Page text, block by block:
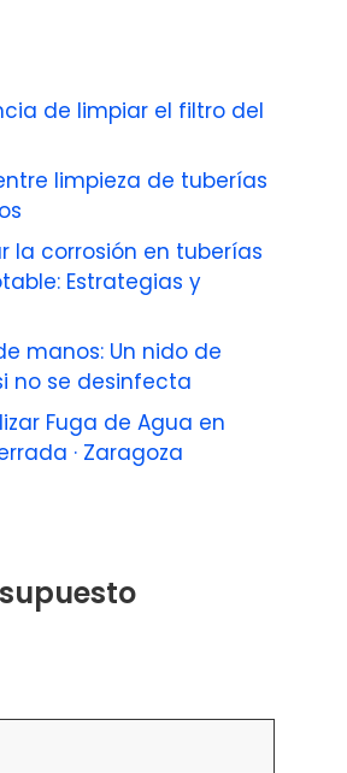
de limpiar el filtro del
limpieza de tuberías
la corrosión en tuberías
Estrategias y
manos: Un nido de
no se desinfecta
Fuga de Agua en
· Zaragoza